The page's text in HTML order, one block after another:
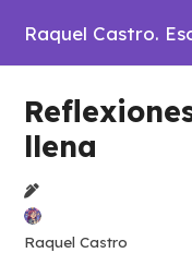
Raquel Castro.
llena
Raquel Castro